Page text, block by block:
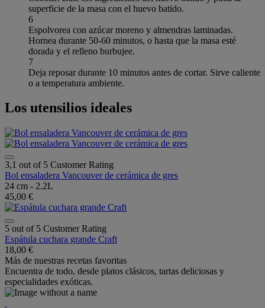
superficie de la masa con el huevo batido.
6
Espolvorea con azúcar moreno y almendras laminadas.
Hornea durante 50-60 minutos, o hasta que la masa esté
dorada y el relleno burbujee.
7
Deja reposar durante 10 minutos antes de cortar. Sirve caliente
o a temperatura ambiente.
Los utensilios ideales
3,1 out of 5 Customer Rating
Bol ensaladera Vancouver de cerámica de gres
24 cm - 2.2L
45,00 €
5 out of 5 Customer Rating
Espátula cuchara grande Craft
18,00 €
Más de nuestras recetas favoritas
Encuentra de todo, desde platos clásicos, tartas deliciosas y
especialidades exóticas.